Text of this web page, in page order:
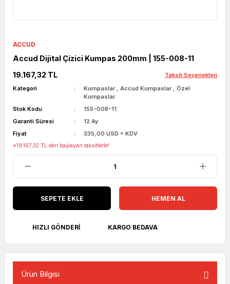
ACCUD
Accud Dijital Çizici Kumpas 200mm | 155-008-11
19.167,32 TL
Taksit Seçenekleri
Kategori
Kumpaslar ,Accud Kumpaslar ,Özel
Kumpaslar
Stok Kodu
155-008-11
Garanti Süresi
12 Ay
Fiyat
335,00 USD + KDV
*19.167,32 TL den başlayan taksitlerle!
SEPETE EKLE HEMEN AL
HIZLI GÖNDERI KARGO BEDAVA
Ürün Bilgisi